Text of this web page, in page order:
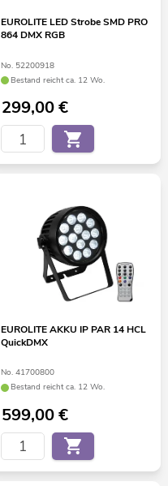
EUROLITE LED Strobe SMD PRO
864 DMX RGB
No. 52200918
Bestand reicht ca. 12 Wo.
299,00€
EUROLITE AKKU IP PAR 14 HCL
QuickDMX
No. 41700800
Bestand reicht ca. 12 Wo.
599,00€